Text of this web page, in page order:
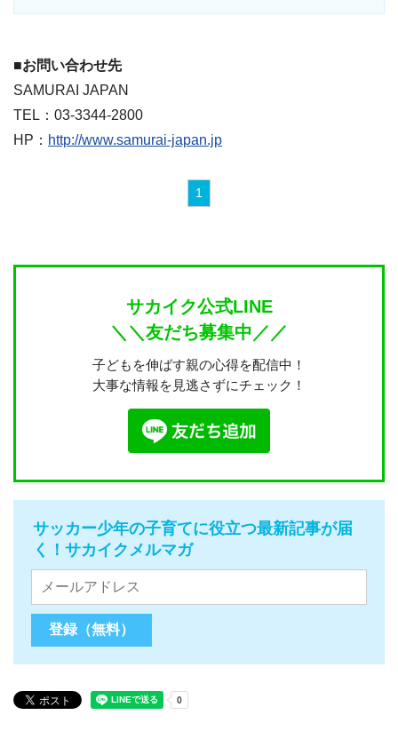
■お問い合わせ先
SAMURAI JAPAN
TEL：03-3344-2800
HP： http://www.samurai-japan.jp
1
サカイク公式LINE
＼＼友だち募集中／／
子どもを伸ばす親の心得を配信中！
大事な情報を見逃さずにチェック！
サッカー少年の子育てに役立つ最新記事が届
く！サカイクメルマガ